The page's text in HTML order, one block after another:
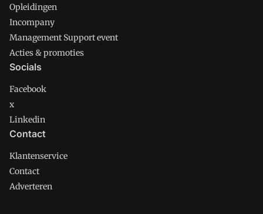
Opleidingen
Incompany
Management Support event
Acties & promoties
Socials
Facebook
x
Linkedin
Contact
Klantenservice
Contact
Adverteren